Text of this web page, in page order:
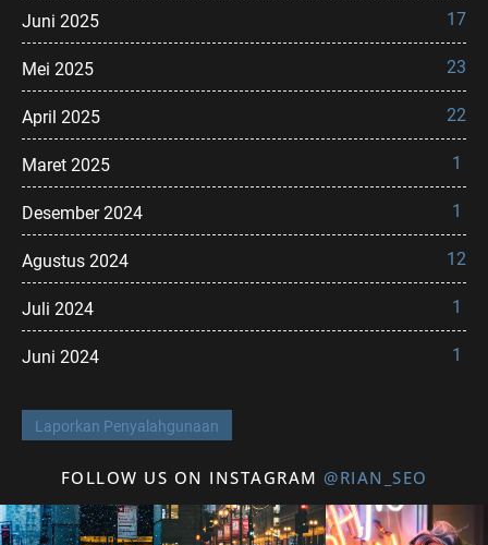
Juni 2025 17
Mei 2025 23
April 2025 22
Maret 2025 1
Desember 2024 1
Agustus 2024 12
Juli 2024 1
Juni 2024 1
Laporkan Penyalahgunaan
FOLLOW US ON INSTAGRAM @RIAN_SEO